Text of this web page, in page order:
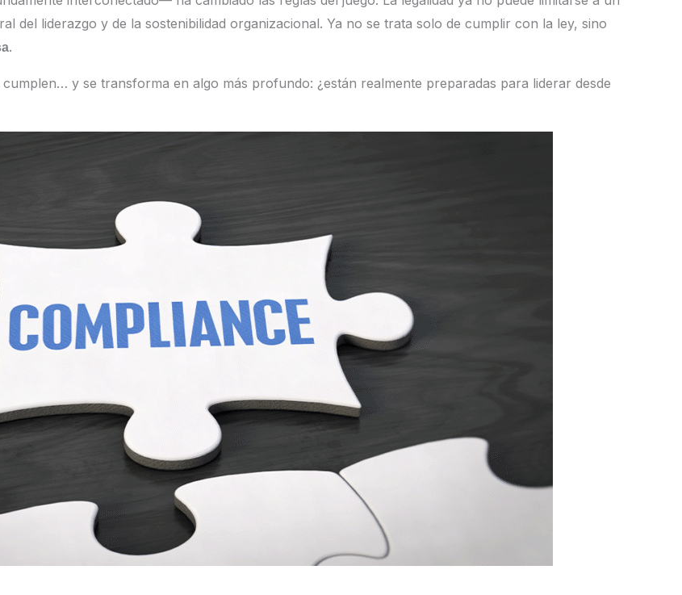
del liderazgo y de la sostenibilidad organizacional. Ya no se trata solo de cumplir con la ley, sino
.
y se transforma en algo más profundo: ¿están realmente preparadas para liderar desde